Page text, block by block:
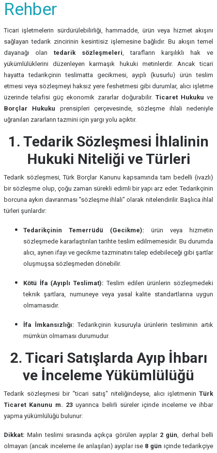
Rehber
Ticari işletmelerin sürdürülebilirliği, hammadde, ürün veya hizmet akışını
sağlayan tedarik zincirinin kesintisiz işlemesine bağlıdır. Bu akışın temel
dayanağı olan tedarik sözleşmeleri, tarafların karşılıklı hak ve
yükümlülüklerini düzenleyen karmaşık hukuki metinlerdir. Ancak ticari
hayatta tedarikçinin teslimatta gecikmesi, ayıplı (kusurlu) ürün teslim
etmesi veya sözleşmeyi haksız yere feshetmesi gibi durumlar, alıcı işletme
üzerinde telafisi güç ekonomik zararlar doğurabilir. Ticaret Hukuku ve
Borçlar Hukuku prensipleri çerçevesinde, sözleşme ihlali nedeniyle
uğranılan zararların tazmini için yargı yolu açıktır.
1. Tedarik Sözleşmesi İhlalinin
Hukuki Niteliği ve Türleri
Tedarik sözleşmesi, Türk Borçlar Kanunu kapsamında tam bedelli (ivazlı)
bir sözleşme olup, çoğu zaman sürekli edimli bir yapı arz eder. Tedarikçinin
borcuna aykırı davranması "sözleşme ihlali" olarak nitelendirilir. Başlıca ihlal
türleri şunlardır:
Tedarikçinin Temerrüdü (Gecikme): ürün veya hizmetin
sözleşmede kararlaştırılan tarihte teslim edilmemesidir. Bu durumda
alıcı, aynen ifayı ve gecikme tazminatını talep edebileceği gibi şartlar
oluşmuşsa sözleşmeden dönebilir.
Kötü İfa (Ayıplı Teslimat): Teslim edilen ürünlerin sözleşmedeki
teknik şartlara, numuneye veya yasal kalite standartlarına uygun
olmamasıdır.
İfa İmkansızlığı: Tedarikçinin kusuruyla ürünlerin tesliminin artık
mümkün olmaması durumudur.
2. Ticari Satışlarda Ayıp İhbarı
ve İnceleme Yükümlülüğü
Tedarik sözleşmesi bir "ticari satış" niteliğindeyse, alıcı işletmenin Türk
Ticaret Kanunu m. 23 uyarınca belirli süreler içinde inceleme ve ihbar
yapma yükümlülüğü bulunur:
Dikkat: Malın teslimi sırasında açıkça görülen ayıplar 2 gün, derhal belli
olmayan (ancak inceleme ile anlaşılan) ayıplar ise 8 gün içinde tedarikçiye